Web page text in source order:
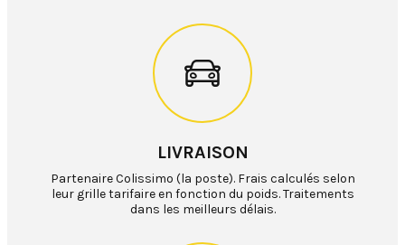
LIVRAISON
Partenaire Colissimo (la poste). Frais calculés selon
leur grille tarifaire en fonction du poids. Traitements
dans les meilleurs délais.